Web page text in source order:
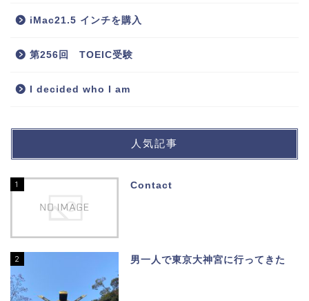
iMac21.5 インチを購入
第256回 TOEIC受験
I decided who I am
人気記事
1 Contact
2 男一人で東京大神宮に行ってきた